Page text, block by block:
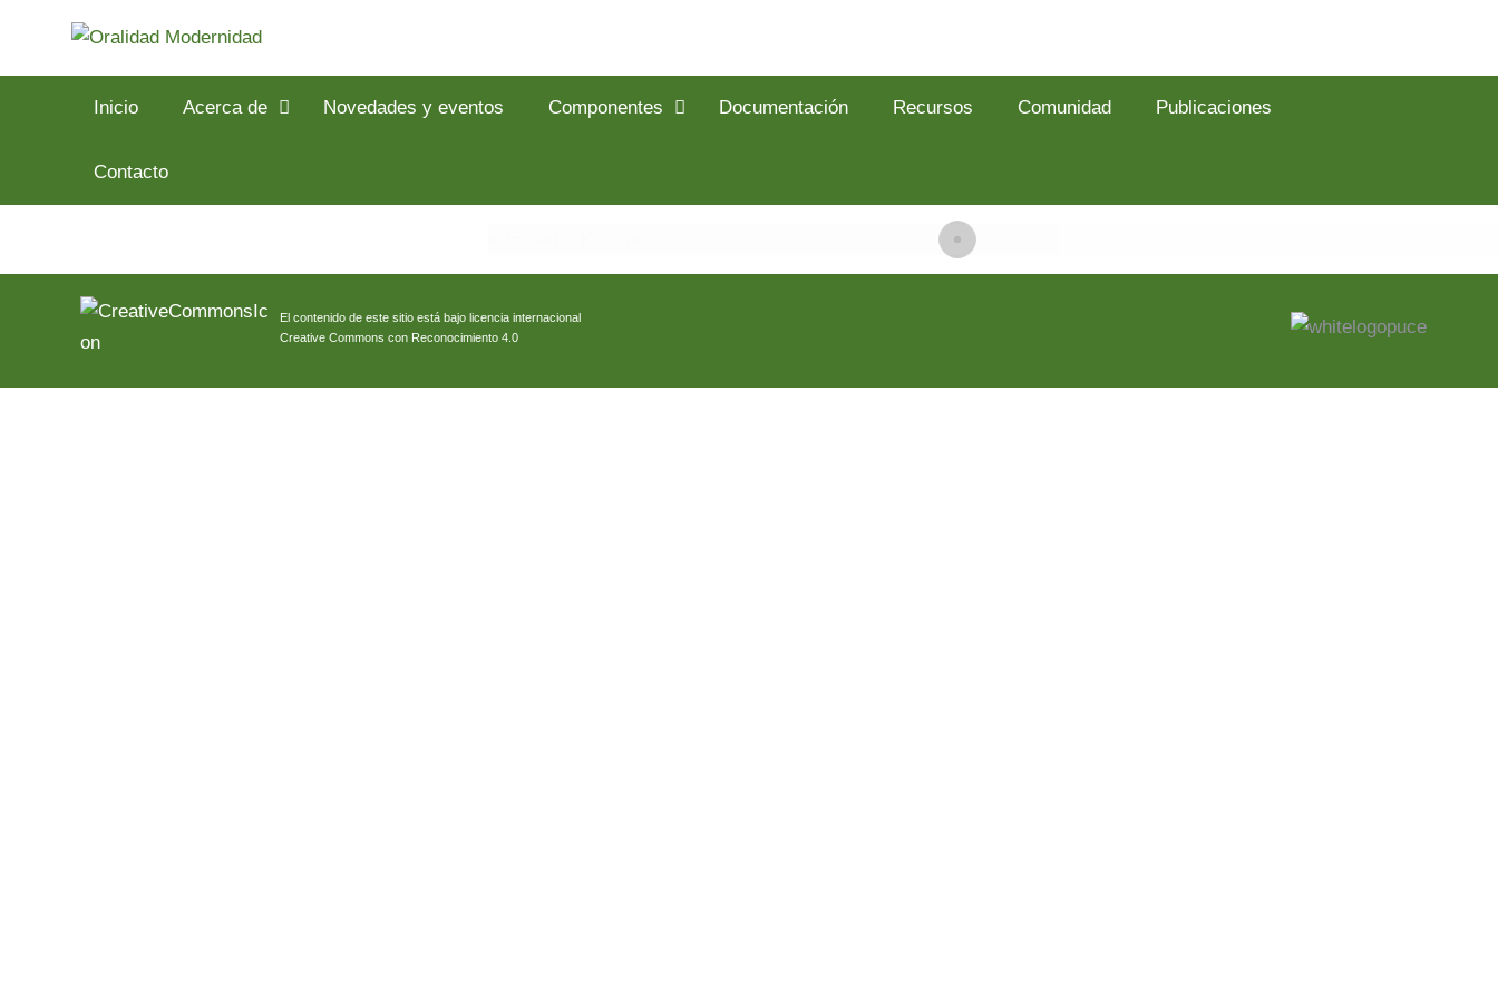
Inicio Acerca de Novedades y eventos Componentes Documentación Recursos Comunidad Publicaciones
Contacto
El contenido de este sitio está bajo licencia internacional
Creative Commons con Reconocimiento 4.0